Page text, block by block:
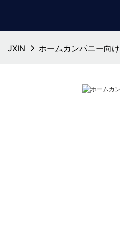
JXIN ホームカンパニー向